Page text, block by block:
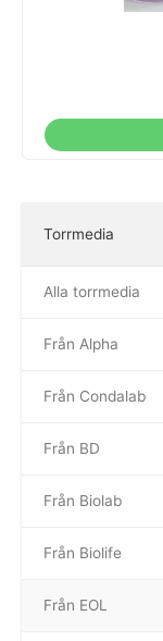
Torrmedia
–
Alla torrmedia
Från Alpha
–
Från Condalab
Från BD
Från Biolab
–
Från Biolife
–
Från EOL
–